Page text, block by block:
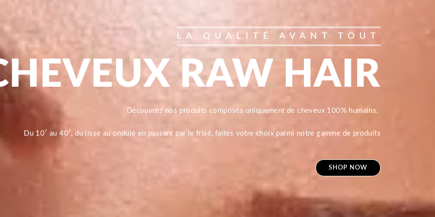
LA QUALITÉ AVANT TOUT
RAW HAIR
Découvrez nos produits composés uniquement de cheveux 100% humains.
Du 10′ au 40′, du lisse au ondulé en passant par le frisé, faites votre choix parmi notre gamme de produits
SHOP NOW